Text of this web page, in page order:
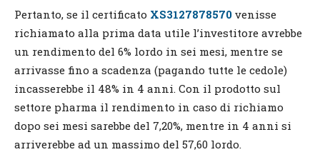
Pertanto, se il certificato XS3127878570 venisse
richiamato alla prima data utile l’investitore avrebbe
un rendimento del 6% lordo in sei mesi, mentre se
arrivasse fino a scadenza (pagando tutte le cedole)
incasserebbe il 48% in 4 anni. Con il prodotto sul
settore pharma il rendimento in caso di richiamo
dopo sei mesi sarebbe del 7,20%, mentre in 4 anni si
arriverebbe ad un massimo del 57,60 lordo.